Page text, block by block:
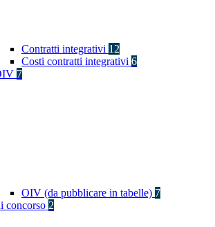
Contratti integrativi 12
Costi contratti integrativi 6
7
OIV (da pubblicare in tabelle) 7
concorso 2